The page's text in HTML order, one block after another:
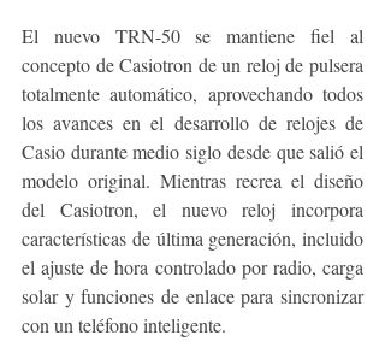
El nuevo TRN-50 se mantiene fiel al
concepto de Casiotron de un reloj de pulsera
totalmente automático, aprovechando todos
los avances en el desarrollo de relojes de
Casio durante medio siglo desde que salió el
modelo original. Mientras recrea el diseño
del Casiotron, el nuevo reloj incorpora
características de última generación, incluido
el ajuste de hora controlado por radio, carga
solar y funciones de enlace para sincronizar
con un teléfono inteligente.